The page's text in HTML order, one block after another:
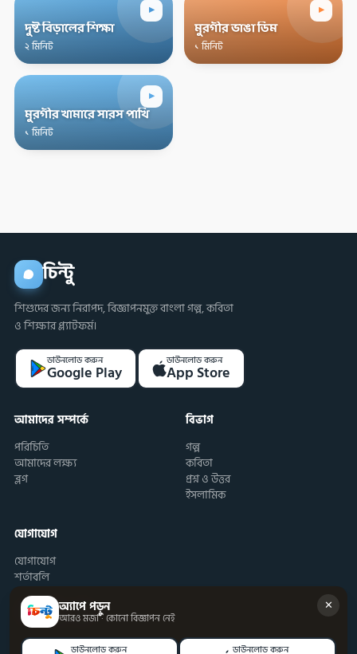
▸
দুষ্ট বিড়ালের শিক্ষা
২ মিনিট
▸
মুরগীর ভাঙা ডিম
১ মিনিট
▸
মুরগীর খামারে সারস পাখি
১ মিনিট
চিন্টু
শিশুদের জন্য নিরাপদ, বিজ্ঞাপনমুক্ত বাংলা গল্প, কবিতা
ও শিক্ষার প্ল্যাটফর্ম।
ডাউনলোড করুন
Google Play
ডাউনলোড করুন
App Store
আমাদের সম্পর্কে
পরিচিতি
আমাদের লক্ষ্য
ব্লগ
বিভাগ
গল্প
কবিতা
প্রশ্ন ও উত্তর
ইসলামিক
যোগাযোগ
যোগাযোগ
শর্তাবলি
✕
অ্যাপে পড়ুন
আরও মজা · কোনো বিজ্ঞাপন নেই
ডাউনলোড করুন ডাউনলোড করুন